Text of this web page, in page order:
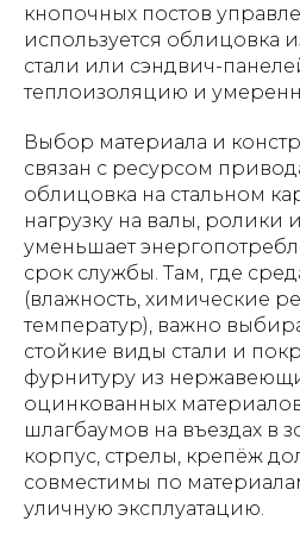
кнопочных постов
используется облицовка
стали или сэндвич-
теплоизоляцию и
Выбор материала и
связан с ресурсом
облицовка на стальном
нагрузку на валы, ролики
уменьшает
срок службы. Там, где
(влажность, химические
температур), важно
стойкие виды стали и
фурнитуру из
оцинкованных
шлагбаумов на въездах в
корпус, стрелы, крепёж
совместимы по
уличную эксплуатацию.